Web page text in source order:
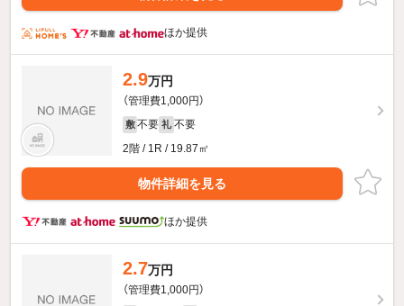
ほか提供
2.9万円
（管理費1,000円）
敷 不要 礼 不要
2階 / 1R / 19.87㎡
物件詳細を見る
ほか提供
2.7万円
（管理費1,000円）